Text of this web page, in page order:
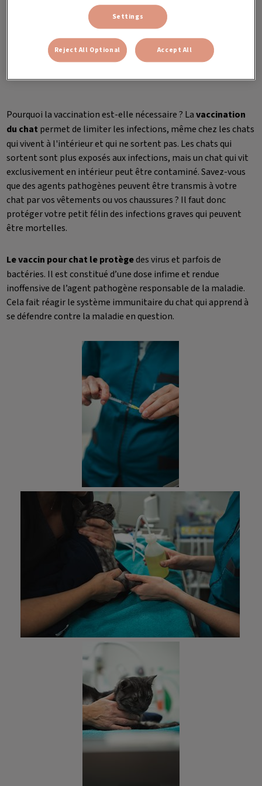
IMPORTANCE ET UTILITÉ DE LA VACCINATION POUR
LES CHATS
Pourquoi la vaccination est-elle nécessaire ? La vaccination
du chat permet de limiter les infections, même chez les chats
qui vivent à l'intérieur et qui ne sortent pas. Les chats qui
sortent sont plus exposés aux infections, mais un chat qui vit
exclusivement en intérieur peut être contaminé. Savez-vous
que des agents pathogènes peuvent être transmis à votre
chat par vos vêtements ou vos chaussures ? Il faut donc
protéger votre petit félin des infections graves qui peuvent
être mortelles.
Le vaccin pour chat le protègedes virus et parfois de
bactéries. Il est constitué d’une dose infime et rendue
inoffensive de l’agent pathogène responsable de la maladie.
Cela fait réagir le système immunitaire du chat qui apprend à
se défendre contre la maladie en question.
Settings
Reject All Optional Accept All